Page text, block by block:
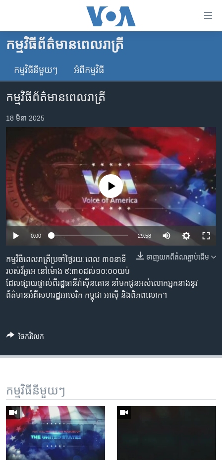
គេហទំព័រ​
ទាក់ទង
និង​
ចូល​
ទំព័រ​
ព័ត៌មាន​​
រំលង​
ចូល​
ទំព័រ​
រចនា
សម្ព័ន្ធ​
រំលង​
និង​
ចូល​
ទៅ​
កាន់​
កម្ពុជា
អន្តរជាតិ
ចិន
ហេឡូវីអូអេ
ព្រឹត្តិការណ៍ព័ត៌មាន
ទូរទស្សន៍ / វីដេអូ​
វិទ្យុ / ផតខាសថ៍
កម្មវិធីទាំងអស់
Khmer English
បណ្តាញ​សង្គម
កម្មវិធីព័ត៌មានពេលរាត្រី
កម្មវិធី​នីមួយៗ អំពី​កម្មវិធី​
កម្មវិធីព័ត៌មានពេលរាត្រី
18 មីនា 2025
Auto 240p 360p 480p
No media source currently available
0:00 29:58 Auto
240p
480p
ទាញ​យក​ពី​តំណភ្ជាប់​ដើម
កម្មវិធីពេលរាត្រីប្រចាំថ្ងៃរយៈពេល ៣០នាទី
របស់វីអូអេ នៅម៉ោង ៩:៣០ដល់១០:០០យប់
ដែលផ្សាយផ្ទាល់ពីរដ្ឋធានីវ៉ាស៊ីនតោន នាំមកជូនអស់លោកអ្នកនាងនូវ
ព័ត៌មានអំពីសហរដ្ឋអាមេរិក កម្ពុជា អាស៊ី និងពិភពលោក។
ចែករំលែក
កម្មវិធី​នីមួយៗ